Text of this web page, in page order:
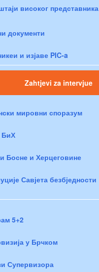
високог представника
документи
и изјаве PIC-a
Zahtjevi za intervjue
мировни споразум
БиХ
Босне и Херцеговине
Савјета безбједности
5+2
у Брчком
Супервизора